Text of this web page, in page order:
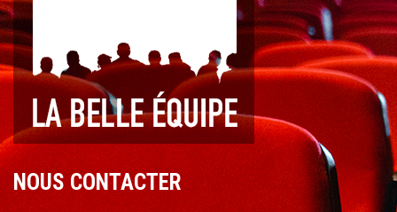
NOUS CONTACTER